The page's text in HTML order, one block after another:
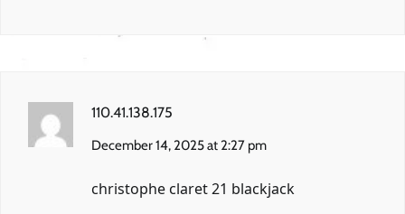
110.41.138.175
December 14, 2025 at 2:27 pm
christophe claret 21 blackjack